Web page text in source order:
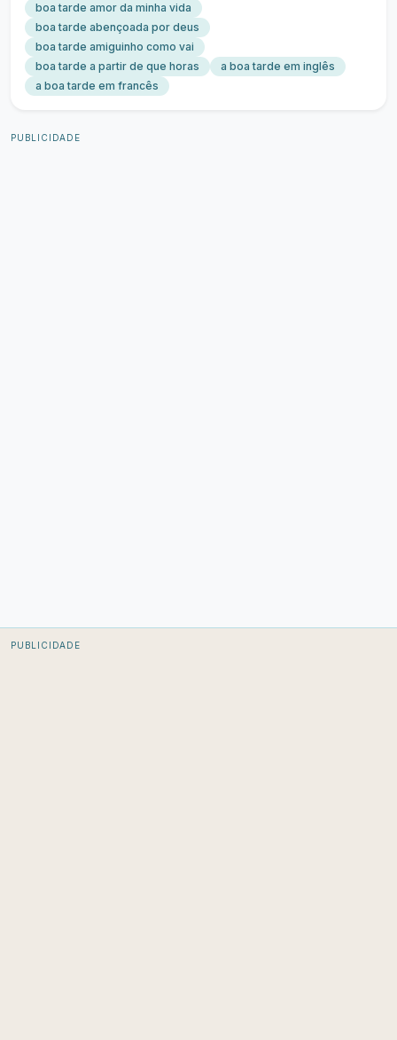
boa tarde amor da minha vida
boa tarde abençoada por deus
boa tarde amiguinho como vai
boa tarde a partir de que horas
a boa tarde em inglês
a boa tarde em francês
PUBLICIDADE
PUBLICIDADE